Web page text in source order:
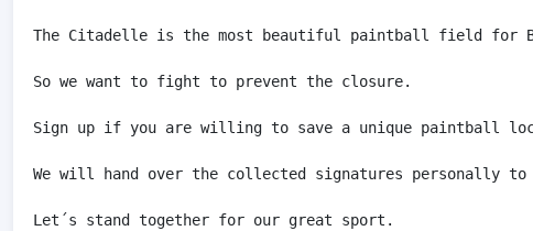
The Citadelle is the most beautiful paintball field for
So we want to fight to prevent the closure.
Sign up if you are willing to save a unique paintball
We will hand over the collected signatures personally
Let´s stand together for our great sport.